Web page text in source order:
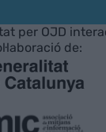
per OJD
de: